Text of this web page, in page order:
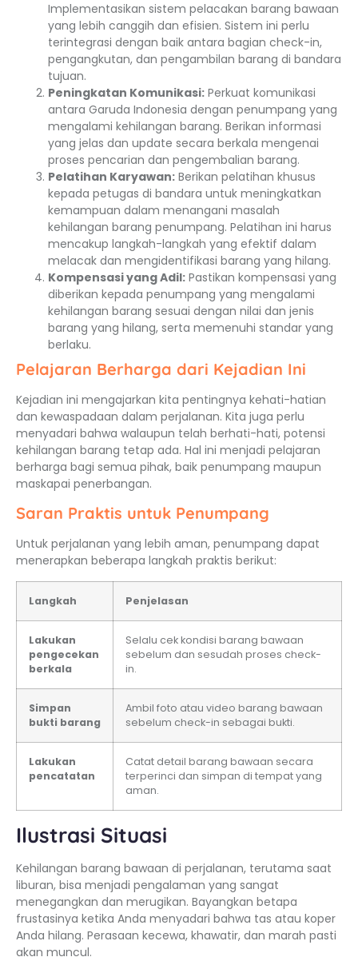
Implementasikan sistem pelacakan barang bawaan
yang lebih canggih dan efisien. Sistem ini perlu
terintegrasi dengan baik antara bagian check-in,
pengangkutan, dan pengambilan barang di bandara
tujuan.
Peningkatan Komunikasi: Perkuat komunikasi
antara Garuda Indonesia dengan penumpang yang
mengalami kehilangan barang. Berikan informasi
yang jelas dan update secara berkala mengenai
proses pencarian dan pengembalian barang.
Pelatihan Karyawan: Berikan pelatihan khusus
kepada petugas di bandara untuk meningkatkan
kemampuan dalam menangani masalah
kehilangan barang penumpang. Pelatihan ini harus
mencakup langkah-langkah yang efektif dalam
melacak dan mengidentifikasi barang yang hilang.
Kompensasi yang Adil: Pastikan kompensasi yang
diberikan kepada penumpang yang mengalami
kehilangan barang sesuai dengan nilai dan jenis
barang yang hilang, serta memenuhi standar yang
berlaku.
Pelajaran Berharga dari Kejadian Ini
Kejadian ini mengajarkan kita pentingnya kehati-hatian
dan kewaspadaan dalam perjalanan. Kita juga perlu
menyadari bahwa walaupun telah berhati-hati, potensi
kehilangan barang tetap ada. Hal ini menjadi pelajaran
berharga bagi semua pihak, baik penumpang maupun
maskapai penerbangan.
Saran Praktis untuk Penumpang
Untuk perjalanan yang lebih aman, penumpang dapat
menerapkan beberapa langkah praktis berikut:
Langkah Penjelasan
Lakukan
pengecekan
berkala
Selalu cek kondisi barang bawaan
sebelum dan sesudah proses check-
in.
Simpan
bukti barang
Ambil foto atau video barang bawaan
sebelum check-in sebagai bukti.
Lakukan
pencatatan
Catat detail barang bawaan secara
terperinci dan simpan di tempat yang
aman.
Ilustrasi Situasi
Kehilangan barang bawaan di perjalanan, terutama saat
liburan, bisa menjadi pengalaman yang sangat
menegangkan dan merugikan. Bayangkan betapa
frustasinya ketika Anda menyadari bahwa tas atau koper
Anda hilang. Perasaan kecewa, khawatir, dan marah pasti
akan muncul.